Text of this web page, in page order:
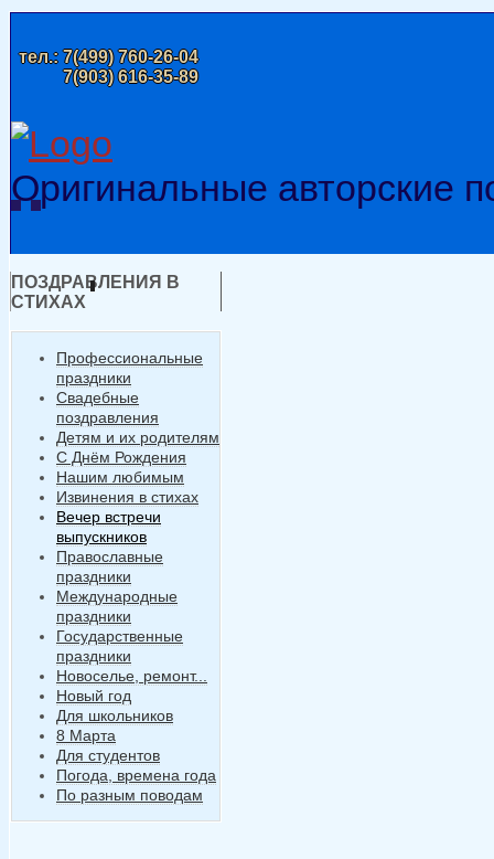
тел.:7(499) 760-26-04
7(903) 616-35-89
Оригинальные авторские
ПОЗДРАВЛЕНИЯ В
СТИХАХ
Профессиональные
праздники
Свадебные
поздравления
Детям и их родителям
С Днём Рождения
Нашим любимым
Извинения в стихах
Вечер встречи
выпускников
Православные
праздники
Международные
праздники
Государственные
праздники
Новоселье, ремонт...
Новый год
Для школьников
8 Марта
Для студентов
Погода, времена года
По разным поводам